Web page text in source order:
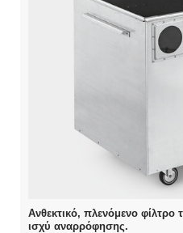
Ανθεκτικό, πλενόμενο
ισχύ αναρρόφησης.